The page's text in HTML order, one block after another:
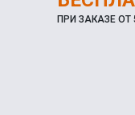
ПРИ ЗАКАЗЕ ОТ